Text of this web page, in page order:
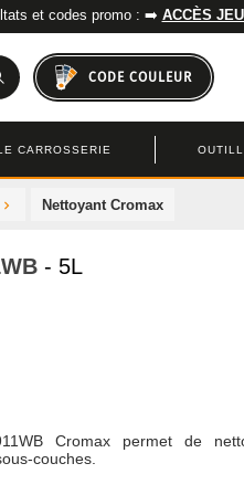
et codes promo : ➡️ ACCÈS
CODE COULEUR
CARROSSERIE
Nettoyant Cromax
- 5L
Cromax permet de
couches.